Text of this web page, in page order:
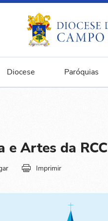
Diocese Paróquias
e Artes da RCC
Imprimir